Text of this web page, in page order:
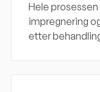
Hele
impregnering
etter